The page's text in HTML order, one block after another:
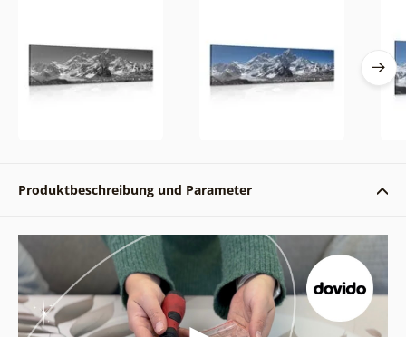
Produktbeschreibung und Parameter